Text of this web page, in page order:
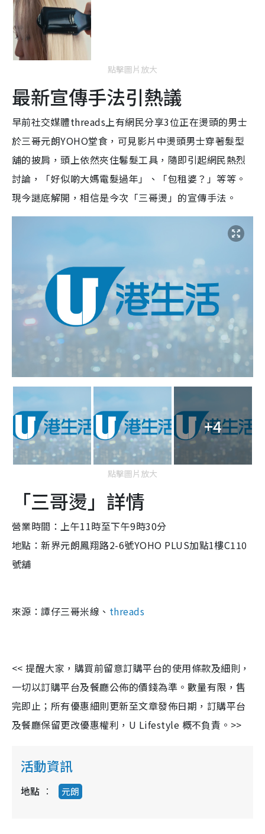
點擊圖片放大
最新宣傳手法引熱議
早前社交媒體threads上有網民分享3位正在燙頭的男士
於三哥元朗YOHO堂食，可見影片中燙頭男士穿著髮型
舖的披肩，頭上依然夾住鬈髮工具，隨即引起網民熱烈
討論，「好似啲大媽電髮過年」、「包租婆？」等等。
現今謎底解開，相信是今次「三哥燙」的宣傳手法。
+4
點擊圖片放大
「三哥燙」詳情
營業時間：上午11時至下午9時30分
地點：新界元朗鳳翔路2-6號YOHO PLUS加點1樓C110
號舖
來源：譚仔三哥米線、 threads
<< 提醒大家，購買前留意訂購平台的使用條款及細則，
一切以訂購平台及餐廳公佈的價錢為準。數量有限，售
完即止；所有優惠細則更新至文章發佈日期，訂購平台
及餐廳保留更改優惠權利，U Lifestyle 概不負責。>>
活動資訊
地點 元朗